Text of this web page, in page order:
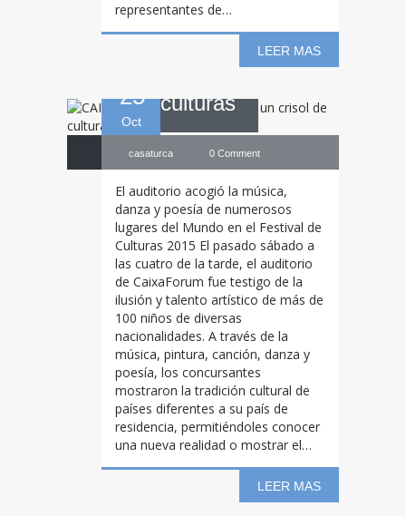
representantes de…
LEER MAS
25
Oct
crisol de
culturas
casaturca 0 Comment
El auditorio acogió la música,
danza y poesía de numerosos
lugares del Mundo en el Festival de
Culturas 2015 El pasado sábado a
las cuatro de la tarde, el auditorio
de CaixaForum fue testigo de la
ilusión y talento artístico de más de
100 niños de diversas
nacionalidades. A través de la
música, pintura, canción, danza y
poesía, los concursantes
mostraron la tradición cultural de
países diferentes a su país de
residencia, permitiéndoles conocer
una nueva realidad o mostrar el…
LEER MAS
FiestaCordero
– Fundación La
Merced